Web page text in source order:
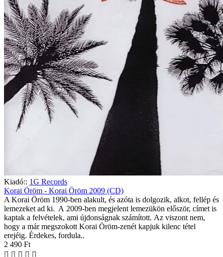
Kiadó:: 1G Records
Korai Öröm - Korai Öröm 2009 (CD)
A Korai Öröm 1990-ben alakult, és azóta is dolgozik, alkot, fellép és
lemezeket ad ki. A 2009-ben megjelent lemezükön először, címet is
kaptak a felvételek, ami újdonságnak számított. Az viszont nem,
hogy a már megszokott Korai Öröm-zenét kapjuk kilenc tétel
erejéig. Érdekes, fordula..
2 490 Ft